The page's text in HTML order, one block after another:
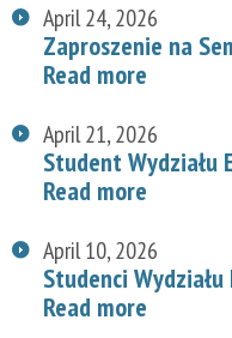
April 24, 2026
Zaproszenie na
Read more
April 21, 2026
Student Wydziału
Read more
April 10, 2026
Studenci
Read more